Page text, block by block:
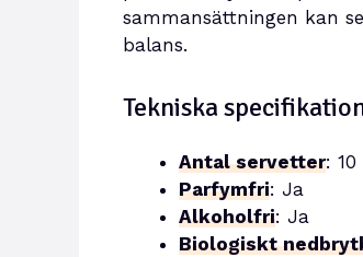
sammansättningen kan
balans.
Tekniska
Antal servetter: 10
Parfymfri: Ja
Alkoholfri: Ja
Biologiskt